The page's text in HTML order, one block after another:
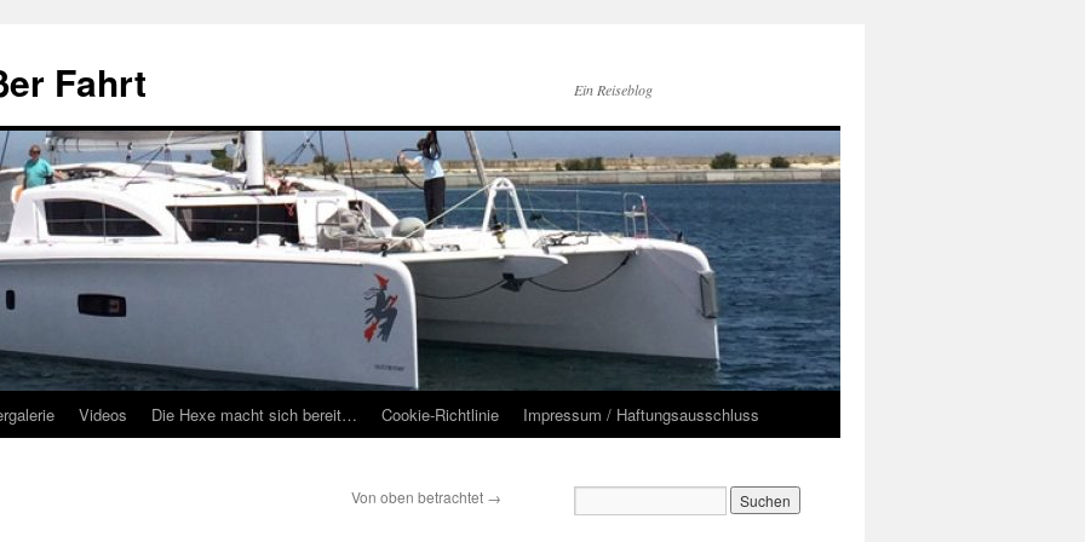
Fahrt Ein Reiseblog
Videos Die Hexe macht sich bereit… Cookie-Richtlinie Impressum / Haftungsausschluss
Von oben betrachtet →